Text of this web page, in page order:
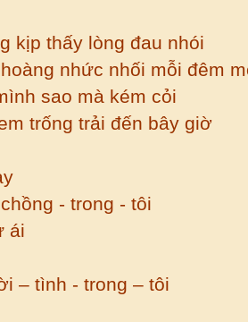
kịp thấy lòng đau nhói
nhức nhối mỗi đêm
sao mà kém cỏi
trống trải đến bây giờ
- trong - tôi
ái
– tình - trong – tôi